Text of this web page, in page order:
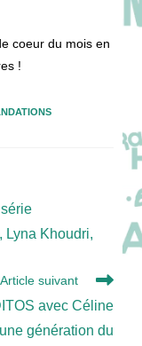
coeur du mois en
!
Lyna Khoudri,
Article suivant
avec Céline
génération du